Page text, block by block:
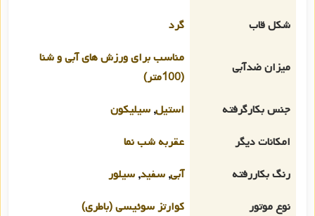
شکل قاب
گرد
میزان ضدآبی
مناسب برای ورزش های آبی و شنا
(100متر)
جنس بکارگرفته
استیل, سیلیکون
امکانات دیگر
عقربه شب نما
رنگ بکاررفته
آبی, سفید, سیلور
نوع موتور
کوارتز سوئیسی (باطری)